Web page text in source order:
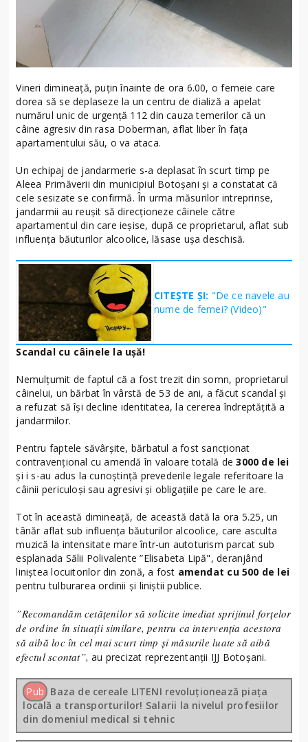
Vineri dimineață, puțin înainte de ora 6.00, o femeie care
dorea să se deplaseze la un centru de dializă a apelat
numărul unic de urgență 112 din cauza temerilor că un
câine agresiv din rasa Doberman, aflat liber în fața
apartamentului său, o va ataca.
Un echipaj de jandarmerie s-a deplasat în scurt timp pe
Aleea Primăverii din municipiul Botoșani și a constatat că
cele sesizate se confirmă. În urma măsurilor intreprinse,
jandarmii au reușit să direcționeze câinele către
apartamentul din care ieșise, după ce proprietarul, aflat sub
influența băuturilor alcoolice, lăsase ușa deschisă.
CITEȘTE ȘI: "De ce navele au
nume de femei? (Video)"
Scandal cu câinele la ușă!
Nemulțumit de faptul că a fost trezit din somn, proprietarul
câinelui, un bărbat în vârstă de 53 de ani, a făcut scandal și
a refuzat să își decline identitatea, la cererea îndreptățită a
jandarmilor.
Pentru faptele săvârșite, bărbatul a fost sancționat
contravențional cu amendă în valoare totală de3000 de lei
și i s-au adus la cunoștință prevederile legale referitoare la
câinii periculoși sau agresivi și obligațiile pe care le are.
Tot în această dimineață, de această dată la ora 5.25, un
tânăr aflat sub influența băuturilor alcoolice, care asculta
muzică la intensitate mare într-un autoturism parcat sub
esplanada Sălii Polivalente ”Elisabeta Lipă", deranjând
liniștea locuitorilor din zonă, a fost amendat cu 500 de lei
pentru tulburarea ordinii și liniștii publice.
”Recomandăm cetățenilor să solicite imediat sprijinul forțelor
de ordine în situații similare, pentru ca intervenția acestora
să aibă loc în cel mai scurt timp și măsurile luate să aibă
efectul scontat”, au precizat reprezentanții IJJ Botoșani.
Pub Baza de cereale LITENI revoluționează piața
locală a transporturilor! Salarii la nivelul profesiilor
din domeniul medical si tehnic